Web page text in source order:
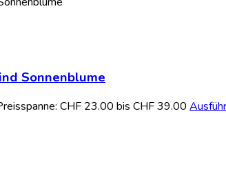
Sonnenblume
CHF 23.00 bis CHF 39.00